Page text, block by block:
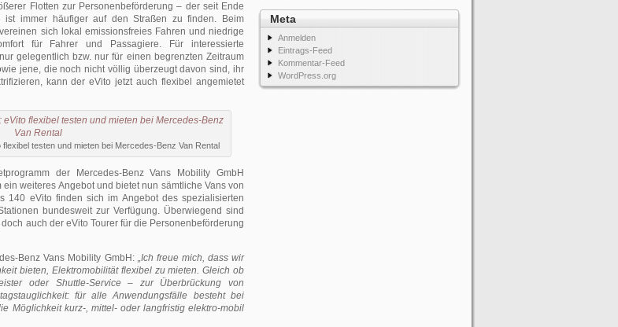
Meta
Anmelden
Eintrags-Feed
Kommentar-Feed
WordPress.org
Flotten zur Personenbeförderung – der seit Ende
ist immer häufiger auf den Straßen zu finden. Beim
sich lokal emissionsfreies Fahren und niedrige
für Fahrer und Passagiere. Für interessierte
gelegentlich bzw. nur für einen begrenzten Zeitraum
jene, die noch nicht völlig überzeugt davon sind, ihr
kann der eVito jetzt auch flexibel angemietet
testen und mieten bei Mercedes-Benz Van Rental
der Mercedes-Benz Vans Mobility GmbH
weiteres Angebot und bietet nun sämtliche Vans von
140 eVito finden sich im Angebot des spezialisierten
bundesweit zur Verfügung. Überwiegend sind
auch der eVito Tourer für die Personenbeförderung
Benz Vans Mobility GmbH: „Ich freue mich, dass wir
bieten, Elektromobilität flexibel zu mieten. Gleich ob
oder Shuttle-Service – zur Überbrückung von
für alle Anwendungsfälle besteht bei
Möglichkeit kurz-, mittel- oder langfristig elektro-mobil